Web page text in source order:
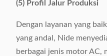
(5) Profil Jalur Produksi
Dengan layanan yang
yang andal, Nide
berbagai jenis motor AC,